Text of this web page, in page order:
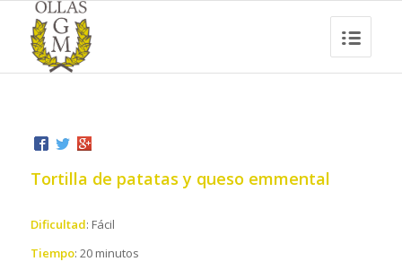
Tortilla de patatas y queso emmental
Dificultad: Fácil
Tiempo: 20 minutos